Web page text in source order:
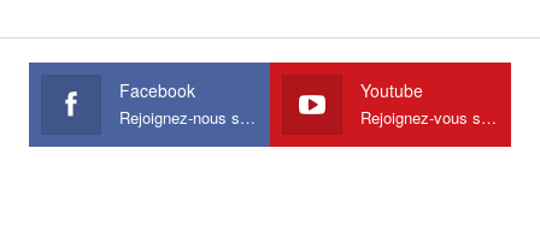
Facebook
Rejoignez-nous sur Facebook
Youtube
Rejoignez-vous sur Youtube